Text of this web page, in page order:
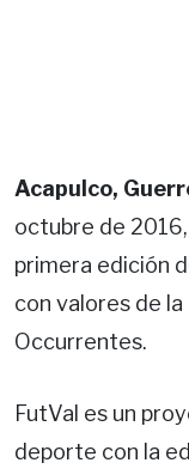
Acapulco,
octubre de
primera edición
con valores de
Occurrentes.
FutVal es un
deporte con la